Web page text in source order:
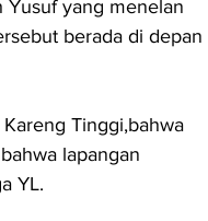
Yusuf yang menelan
berada di depan
Tinggi,bahwa
lapangan
YL.